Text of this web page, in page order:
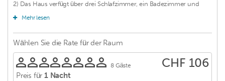
2) Das Haus verfügt über drei Schlafzimmer, ein Badezimmer und
sind mit einem Queensize-Bett ausgestattet, das Zimmer im ersten
Mehr lesen
Wählen Sie die Rate für der Raum
8 Gäste
Preis für 1 Nacht
CHF 106